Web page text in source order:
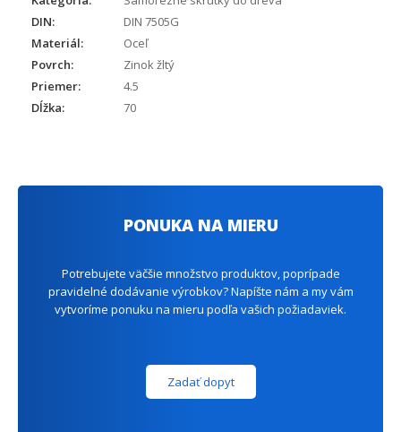
DIN:
DIN 7505G
Materiál:
Oceľ
Povrch:
Zinok žltý
Priemer:
4.5
Dĺžka:
70
PONUKA NA MIERU
Potrebujete väčšie množstvo produktov, poprípade
pravidelné dodávanie výrobkov? Napíšte nám a my vám
vytvoríme ponuku na mieru podľa vašich požiadaviek.
Zadať dopyt